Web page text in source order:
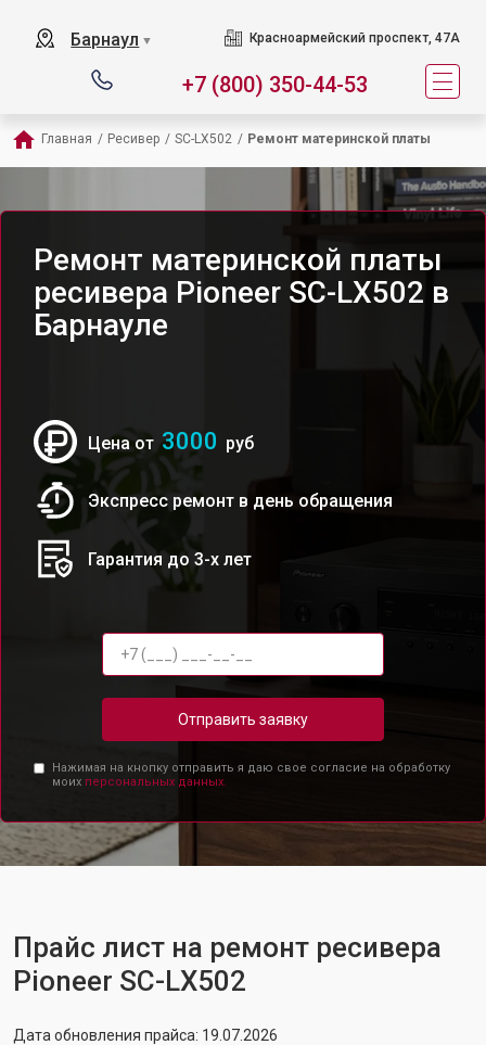
Барнаул ▼ Красноармейский проспект, 47А
+7 (800) 350-44-53
Главная / Ресивер / SC-LX502 / Ремонт материнской платы
Ремонт материнской платы
ресивера Pioneer SC-LX502 в
Барнауле
Цена от 3000 руб
Экспресс ремонт в день обращения
Гарантия до 3-х лет
Отправить заявку
Нажимая на кнопку отправить я даю свое согласие на обработку
моих персональных данных.
Прайс лист на ремонт ресивера
Pioneer SC-LX502
Дата обновления прайса: 19.07.2026